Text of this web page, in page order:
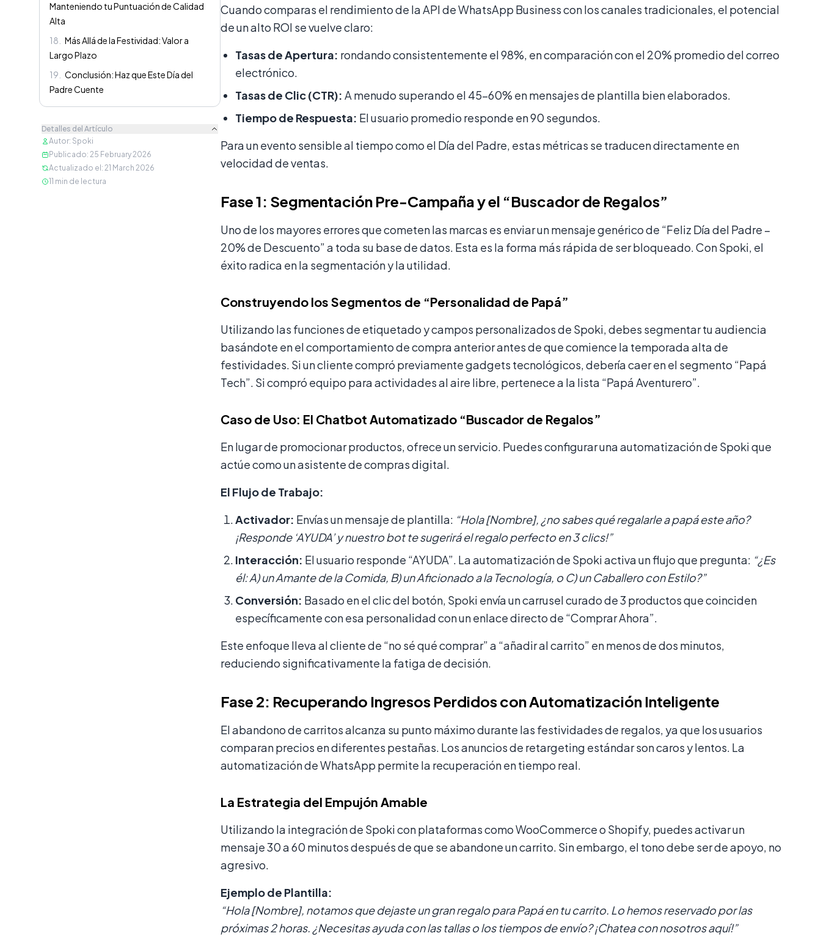
Manteniendo tu Puntuación de Calidad
Alta
18
Más Allá de la Festividad: Valor a
Largo Plazo
19
Conclusión: Haz que Este Día del
Padre Cuente
Detalles del Artículo
Autor: Spoki
Publicado: 25 February 2026
Actualizado el : 21 March 2026
11 min de lectura
Cuando comparas el rendimiento de la API de WhatsApp Business con los canales tradicionales, el potencial
de un alto ROI se vuelve claro:
Tasas de Apertura: rondando consistentemente el 98%, en comparación con el 20% promedio del correo
electrónico.
Tasas de Clic (CTR): A menudo superando el 45-60% en mensajes de plantilla bien elaborados.
Tiempo de Respuesta: El usuario promedio responde en 90 segundos.
Para un evento sensible al tiempo como el Día del Padre, estas métricas se traducen directamente en
velocidad de ventas.
Fase 1: Segmentación Pre-Campaña y el “Buscador de Regalos”
Uno de los mayores errores que cometen las marcas es enviar un mensaje genérico de “Feliz Día del Padre –
20% de Descuento” a toda su base de datos. Esta es la forma más rápida de ser bloqueado. Con Spoki, el
éxito radica en la segmentación y la utilidad.
Construyendo los Segmentos de “Personalidad de Papá”
Utilizando las funciones de etiquetado y campos personalizados de Spoki, debes segmentar tu audiencia
basándote en el comportamiento de compra anterior antes de que comience la temporada alta de
festividades. Si un cliente compró previamente gadgets tecnológicos, debería caer en el segmento “Papá
Tech”. Si compró equipo para actividades al aire libre, pertenece a la lista “Papá Aventurero”.
Caso de Uso: El Chatbot Automatizado “Buscador de Regalos”
En lugar de promocionar productos, ofrece un servicio. Puedes configurar una automatización de Spoki que
actúe como un asistente de compras digital.
El Flujo de Trabajo:
Activador: Envías un mensaje de plantilla: “Hola [Nombre], ¿no sabes qué regalarle a papá este año?
¡Responde ‘AYUDA’ y nuestro bot te sugerirá el regalo perfecto en 3 clics!”
Interacción: El usuario responde “AYUDA”. La automatización de Spoki activa un flujo que pregunta: “¿Es
él: A) un Amante de la Comida, B) un Aficionado a la Tecnología, o C) un Caballero con Estilo?”
Conversión: Basado en el clic del botón, Spoki envía un carrusel curado de 3 productos que coinciden
específicamente con esa personalidad con un enlace directo de “Comprar Ahora”.
Este enfoque lleva al cliente de “no sé qué comprar” a “añadir al carrito” en menos de dos minutos,
reduciendo significativamente la fatiga de decisión.
Fase 2: Recuperando Ingresos Perdidos con Automatización Inteligente
El abandono de carritos alcanza su punto máximo durante las festividades de regalos, ya que los usuarios
comparan precios en diferentes pestañas. Los anuncios de retargeting estándar son caros y lentos. La
automatización de WhatsApp permite la recuperación en tiempo real.
La Estrategia del Empujón Amable
Utilizando la integración de Spoki con plataformas como WooCommerce o Shopify, puedes activar un
mensaje 30 a 60 minutos después de que se abandone un carrito. Sin embargo, el tono debe ser de apoyo, no
agresivo.
Ejemplo de Plantilla:
“Hola [Nombre], notamos que dejaste un gran regalo para Papá en tu carrito. Lo hemos reservado por las
próximas 2 horas. ¿Necesitas ayuda con las tallas o los tiempos de envío? ¡Chatea con nosotros aquí!”